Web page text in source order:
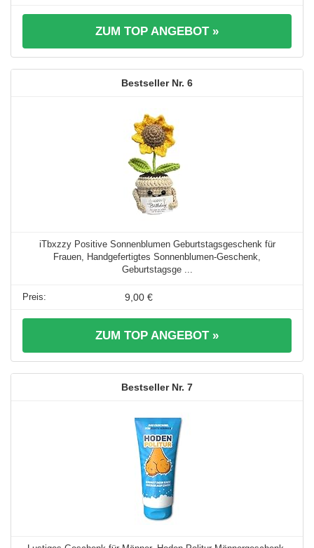
ZUM TOP ANGEBOT »
6
iTbxzzy Positive Sonnenblumen Geburtstagsgeschenk für
Frauen, Handgefertigtes Sonnenblumen-Geschenk,
Geburtstagsge ...
9,00 €
ZUM TOP ANGEBOT »
7